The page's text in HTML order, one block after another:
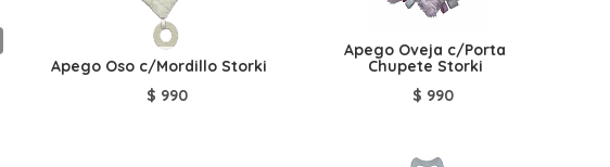
Apego Oso c/Mordillo Storki
$ 990
Apego Oveja c/Porta
Chupete Storki
$ 990